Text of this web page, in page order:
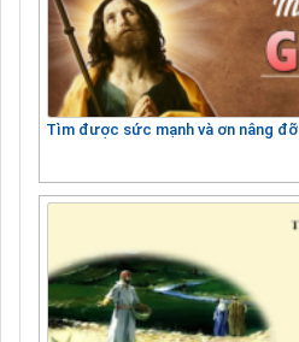
Tìm được sức mạnh và ơn nâng đỡ